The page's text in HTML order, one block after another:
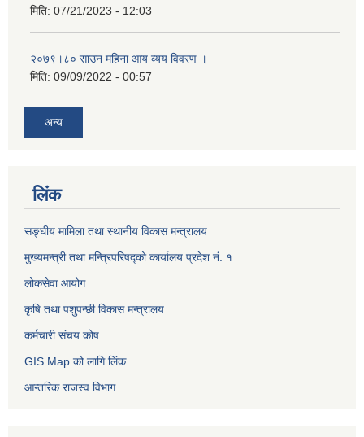
मिति: 07/21/2023 - 12:03
२०७९।८० साउन महिना आय व्यय विवरण ।
मिति: 09/09/2022 - 00:57
अन्य
लिंक
सङ्घीय मामिला तथा स्थानीय विकास मन्त्रालय
मुख्यमन्त्री तथा मन्त्रिपरिषद्को कार्यालय प्रदेश नं. १
लोकसेवा आयोग ​​​​
कृषि तथा पशुपन्छी विकास मन्त्रालय
कर्मचारी संचय कोष
GIS Map को लागि लिंक
आन्तरिक राजस्व विभाग